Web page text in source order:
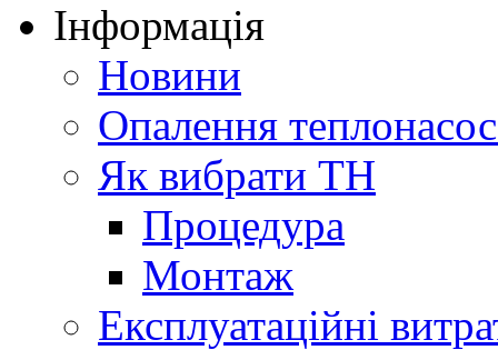
Інформація
Новини
Опалення
Як вибрати ТН
Процедура
Монтаж
Експлуатаційні